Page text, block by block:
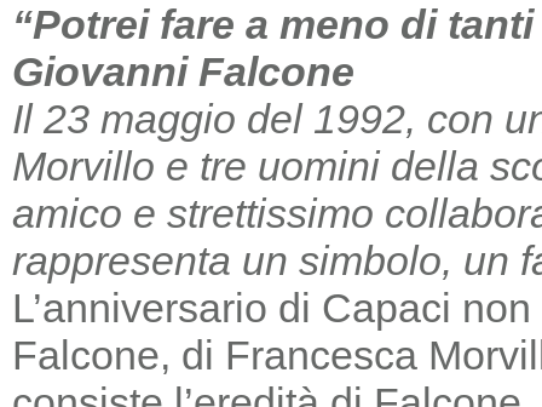
“Potrei fare a meno di
Giovanni Falcone
Il 23 maggio del 1992, con
Morvillo e tre uomini della
amico e strettissimo
rappresenta un simbolo, un
L’anniversario di Capaci
Falcone, di Francesca